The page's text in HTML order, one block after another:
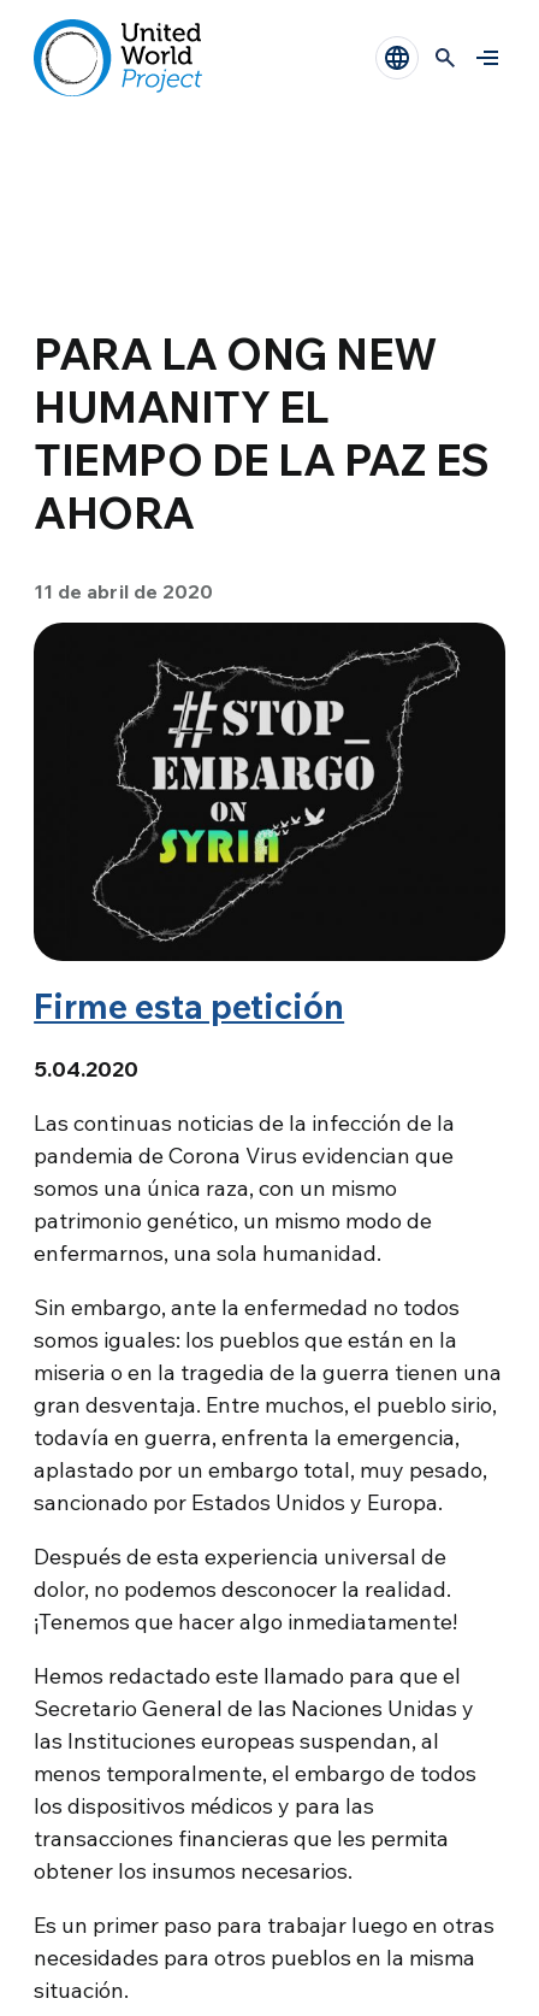
PARA LA ONG NEW
HUMANITY EL
TIEMPO DE LA PAZ ES
AHORA
11 de abril de 2020
Firme esta petición
5.04.2020
Las continuas noticias de la infección de la
pandemia de Corona Virus evidencian que
somos una única raza, con un mismo
patrimonio genético, un mismo modo de
enfermarnos, una sola humanidad.
Sin embargo, ante la enfermedad no todos
somos iguales: los pueblos que están en la
miseria o en la tragedia de la guerra tienen una
gran desventaja. Entre muchos, el pueblo sirio,
todavía en guerra, enfrenta la emergencia,
aplastado por un embargo total, muy pesado,
sancionado por Estados Unidos y Europa.
Después de esta experiencia universal de
dolor, no podemos desconocer la realidad.
¡Tenemos que hacer algo inmediatamente!
Hemos redactado este llamado para que el
Secretario General de las Naciones Unidas y
las Instituciones europeas suspendan, al
menos temporalmente, el embargo de todos
los dispositivos médicos y para las
transacciones financieras que les permita
obtener los insumos necesarios.
Es un primer paso para trabajar luego en otras
necesidades para otros pueblos en la misma
situación.